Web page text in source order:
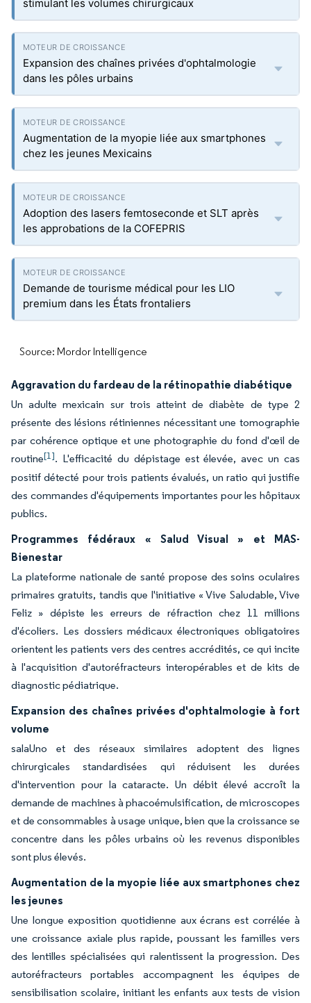
stimulant les volumes chirurgicaux
Expansion des chaînes privées d'ophtalmologie
dans les pôles urbains
Augmentation de la myopie liée aux smartphones
chez les jeunes Mexicains
Adoption des lasers femtoseconde et SLT après
les approbations de la COFEPRIS
Demande de tourisme médical pour les LIO
premium dans les États frontaliers
Source: Mordor Intelligence
Aggravation du fardeau de la rétinopathie diabétique
Un adulte mexicain sur trois atteint de diabète de type 2
présente des lésions rétiniennes nécessitant une tomographie
par cohérence optique et une photographie du fond d'œil de
routine[1]. L'efficacité du dépistage est élevée, avec un cas
positif détecté pour trois patients évalués, un ratio qui justifie
des commandes d'équipements importantes pour les hôpitaux
publics.
Programmes fédéraux « Salud Visual » et MAS-
Bienestar
La plateforme nationale de santé propose des soins oculaires
primaires gratuits, tandis que l'initiative « Vive Saludable, Vive
Feliz » dépiste les erreurs de réfraction chez 11 millions
d'écoliers. Les dossiers médicaux électroniques obligatoires
orientent les patients vers des centres accrédités, ce qui incite
à l'acquisition d'autoréfracteurs interopérables et de kits de
diagnostic pédiatrique.
Expansion des chaînes privées d'ophtalmologie à fort
volume
salaUno et des réseaux similaires adoptent des lignes
chirurgicales standardisées qui réduisent les durées
d'intervention pour la cataracte. Un débit élevé accroît la
demande de machines à phacoémulsification, de microscopes
et de consommables à usage unique, bien que la croissance se
concentre dans les pôles urbains où les revenus disponibles
sont plus élevés.
Augmentation de la myopie liée aux smartphones chez
les jeunes
Une longue exposition quotidienne aux écrans est corrélée à
une croissance axiale plus rapide, poussant les familles vers
des lentilles spécialisées qui ralentissent la progression. Des
autoréfracteurs portables accompagnent les équipes de
sensibilisation scolaire, initiant les enfants aux tests de vision